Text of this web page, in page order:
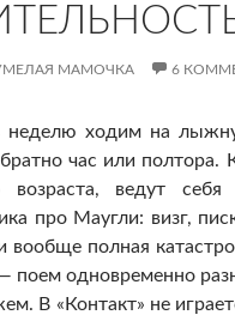
МАМОЧКА 6
неделю ходим на
час или полтора.
возраста, ведут
про Маугли: визг,
вообще полная
поем одновременно
В «Контакт» не